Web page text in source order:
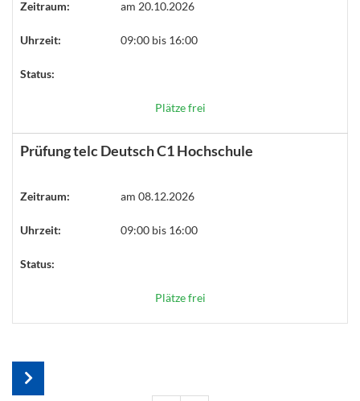
Zeitraum: am 20.10.2026
Uhrzeit: 09:00 bis 16:00
Status:
Plätze frei
Prüfung telc Deutsch C1 Hochschule
Zeitraum: am 08.12.2026
Uhrzeit: 09:00 bis 16:00
Status:
Plätze frei